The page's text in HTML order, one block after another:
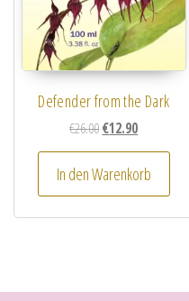
Defender from the Dark
€26.00Ursprünglicher
€12.90Aktueller
In den Warenkorb